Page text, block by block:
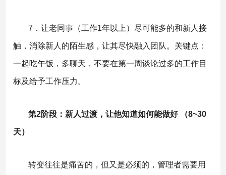
7．让老同事（工作1年以上）尽可能多的和新人接
触，消除新人的陌生感，让其尽快融入团队。关键点：
一起吃午饭，多聊天，不要在第一周谈论过多的工作目
标及给予工作压力。
第2阶段：新人过渡，让他知道如何能做好 （8~30
天）
转变往往是痛苦的，但又是必须的，管理者需要用